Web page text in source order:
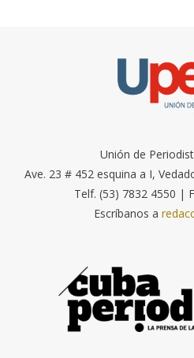
Unión de
Ave. 23 # 452 esquina a I,
Telf. (53) 7832 4550 |
Escríbanos a